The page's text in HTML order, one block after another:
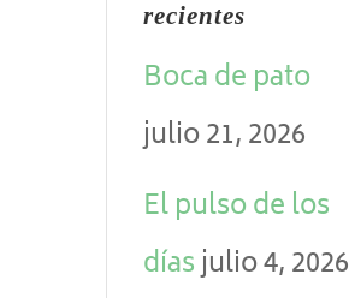
recientes
Boca de pato
julio 21, 2026
El pulso de los
díasjulio 4, 2026